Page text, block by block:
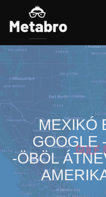
tartalomba
MEXIKÓ
GOOGLE
-ÖBÖL